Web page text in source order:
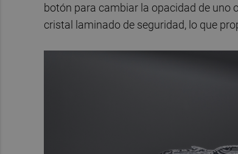
botón para cambiar la opacidad de uno
cristal laminado de seguridad, lo que